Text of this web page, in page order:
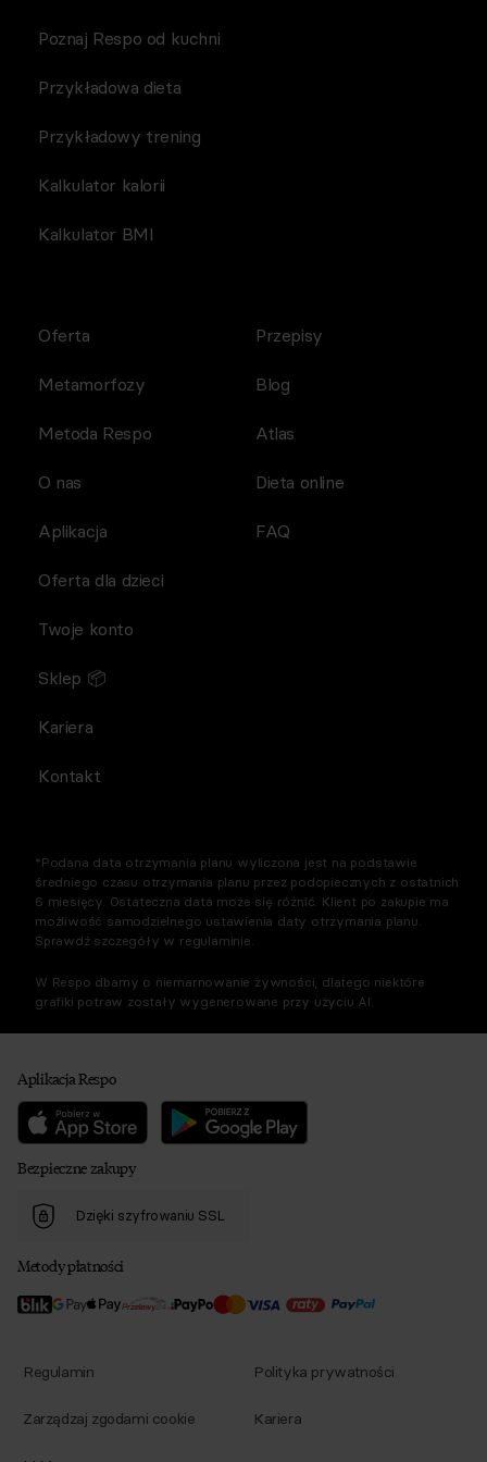
Poznaj Respo od kuchni
Przykładowa dieta
Przykładowy trening
Kalkulator kalorii
Kalkulator BMI
Oferta
Metamorfozy
Metoda Respo
O nas
Aplikacja
Przepisy
Blog
Atlas
Dieta online
FAQ
Oferta dla dzieci
Twoje konto
Sklep 📦
Kariera
Kontakt
*Podana data otrzymania planu wyliczona jest na podstawie
średniego czasu otrzymania planu przez podopiecznych z ostatnich
6 miesięcy. Ostateczna data może się różnić. Klient po zakupie ma
możliwość samodzielnego ustawienia daty otrzymania planu.
Sprawdź szczegóły w regulaminie.
W Respo dbamy o niemarnowanie żywności, dlatego niektóre
grafiki potraw zostały wygenerowane przy użyciu AI.
Aplikacja Respo
Bezpieczne zakupy
Dzięki szyfrowaniu SSL
Metody płatności
Regulamin Polityka prywatności
Zarządzaj zgodami cookie Kariera